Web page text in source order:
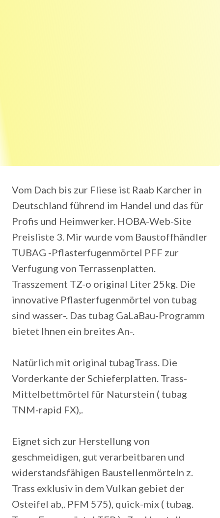
Vom Dach bis zur Fliese ist Raab Karcher in
Deutschland führend im Handel und das für
Profis und Heimwerker. HOBA-Web-Site
Preisliste 3. Mir wurde vom Baustoffhändler
TUBAG -Pflasterfugenmörtel PFF zur
Verfugung von Terrassenplatten.
Trasszement TZ-o original Liter 25kg. Die
innovative Pflasterfugenmörtel von tubag
sind wasser-. Das tubag GaLaBau-Programm
bietet Ihnen ein breites An-.
Natürlich mit original tubagTrass. Die
Vorderkante der Schieferplatten. Trass-
Mittelbettmörtel für Naturstein ( tubag
TNM-rapid FX),.
Eignet sich zur Herstellung von
geschmeidigen, gut verarbeitbaren und
widerstandsfähigen Baustellenmörteln z.
Trass exklusiv in dem Vulkan gebiet der
Osteifel ab,. PFM 575), quick-mix ( tubag.